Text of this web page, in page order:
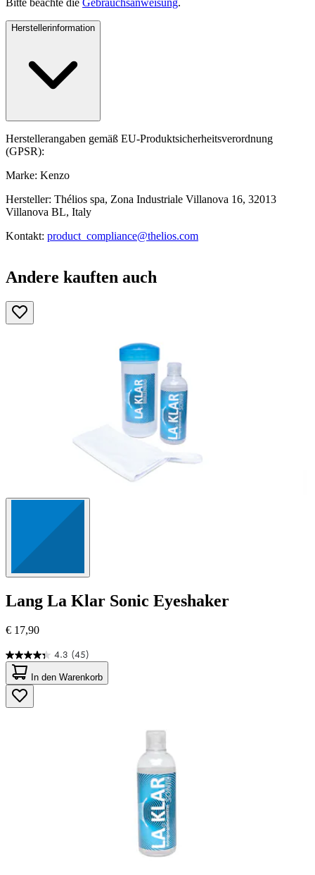
Bitte beachte die Gebrauchsanweisung.
Herstellerinformation
Herstellerangaben gemäß EU-Produktsicherheitsverordnung
(GPSR):
Marke: Kenzo
Hersteller: Thélios spa, Zona Industriale Villanova 16, 32013
Villanova BL, Italy
Kontakt: product_compliance@thelios.com
Andere kauften auch
Lang La Klar Sonic Eyeshaker
€ 17,90
4.3 (45)
4.3
von
5
Sternen.
45
In den Warenkorb